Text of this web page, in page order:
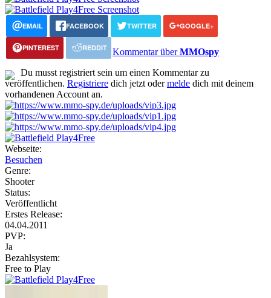
EMAIL FACEBOOK TWITTER GOOGLE+
PINTEREST REDDIT Kommentar überMMOspy
Du musst registriert sein um einen Kommentar zu
veröffentlichen. Registriere dich jetzt odermelde dich mit deinem
vorhandenen Account an.
Webseite:
Besuchen
Genre:
Shooter
Status:
Veröffentlicht
Erstes Release:
04.04.2011
PVP:
Ja
Bezahlsystem:
Free to Play